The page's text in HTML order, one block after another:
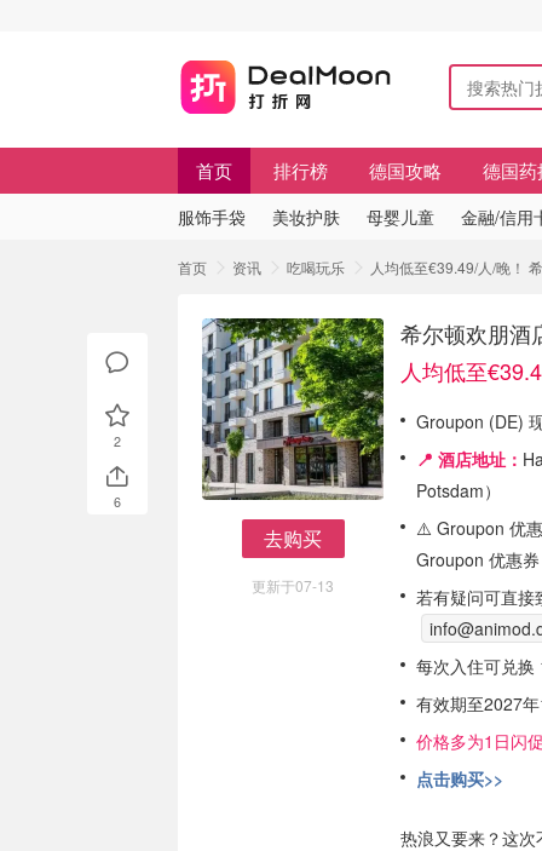
首页 排行榜 德国攻略 德国药
服饰手袋 美妆护肤 母婴儿童 金融/信用
首页 资讯 吃喝玩乐 人均低至€39.49/人/晚！
去购买
更新于07-13
希尔顿欢朋酒
人均低至
Groupon (DE)
📍 酒店地址：
Potsdam）
⚠️ Groupon 优
Groupon 优惠
若有疑问可直
每次入住可兑换
有效期至2027
价格多为1日闪
点击购买>>
热浪又要来？这
2
6